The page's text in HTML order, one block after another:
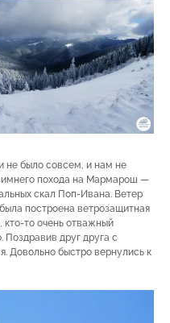
не было совсем, и нам не
похода на Мармарош —
скал Поп-Ивана. Ветер
построена ветрозащитная
кто-то очень отважный
Поздравив друг друга с
Довольно быстро вернулись к